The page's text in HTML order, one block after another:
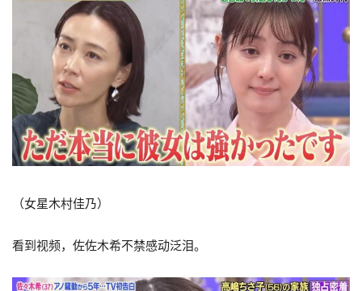
（女星木村佳乃）
看到视频，佐佐木希不禁感动泛泪。